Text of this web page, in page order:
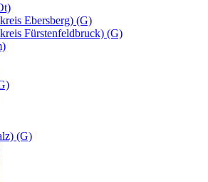
Ebersberg) (G)
Fürstenfeldbruck) (G)
(G)